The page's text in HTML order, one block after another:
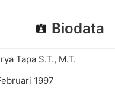
Biodata
Tapa S.T., M.T.
1997